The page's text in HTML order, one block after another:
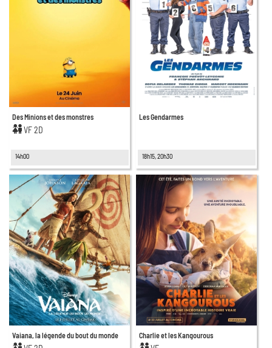
Des Minions et des monstres
VF 2D
14h00
Les Gendarmes
18h15, 20h30
Vaiana, la légende du bout du monde Charlie et les Kangourous